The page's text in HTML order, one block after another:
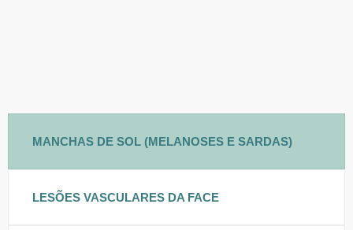
MANCHAS DE SOL (MELANOSES E SARDAS)
LESÕES VASCULARES DA FACE